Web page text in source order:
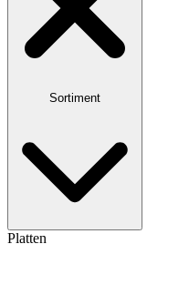
Sortiment
Platten